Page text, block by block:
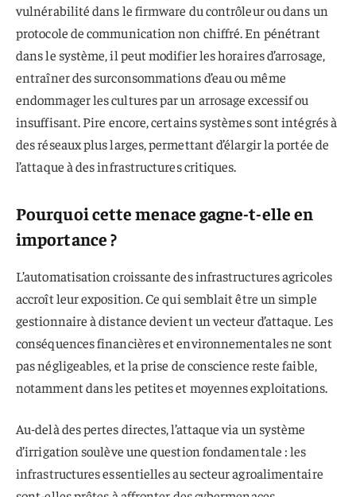
vulnérabilité dans le firmware du contrôleur ou dans un
protocole de communication non chiffré. En pénétrant
dans le système, il peut modifier les horaires d’arrosage,
entraîner des surconsommations d’eau ou même
endommager les cultures par un arrosage excessif ou
insuffisant. Pire encore, certains systèmes sont intégrés à
des réseaux plus larges, permettant d’élargir la portée de
l’attaque à des infrastructures critiques.
Pourquoi cette menace gagne-t-elle en
importance ?
L’automatisation croissante des infrastructures agricoles
accroît leur exposition. Ce qui semblait être un simple
gestionnaire à distance devient un vecteur d’attaque. Les
conséquences financières et environnementales ne sont
pas négligeables, et la prise de conscience reste faible,
notamment dans les petites et moyennes exploitations.
Au-delà des pertes directes, l’attaque via un système
d’irrigation soulève une question fondamentale : les
infrastructures essentielles au secteur agroalimentaire